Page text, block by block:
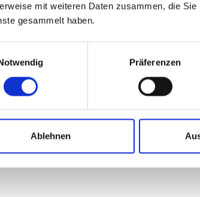
mit weiteren Daten zusammen, die
gesammelt haben.
Präferenzen
Ablehnen
des Körpers, wobei in der
im Vordergrund stehen. Mittels Ultraschall
Bauchspeicheldrüse, die
ggfls. Prostata und auch die Blutgefäße
z.B. entzündliche
ist diese Untersuchung ohne
Bewegungsabläufe im Inneren des